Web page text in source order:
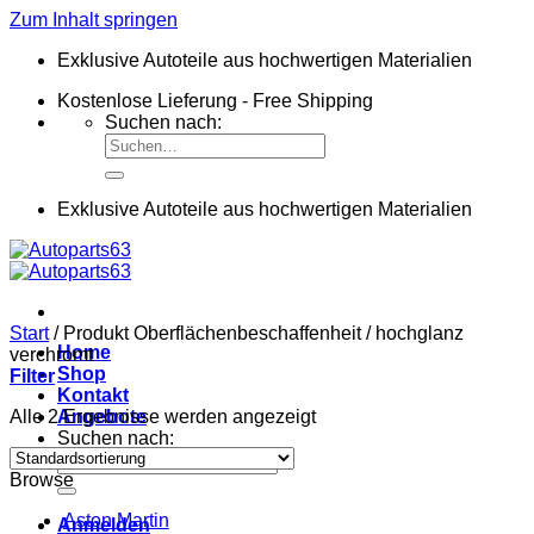
Zum Inhalt springen
Exklusive Autoteile aus hochwertigen Materialien
Kostenlose Lieferung - Free Shipping
Suchen nach:
Exklusive Autoteile aus hochwertigen Materialien
Home
Shop
Kontakt
Angebote
Suchen nach:
Anmelden
Start /Produkt Oberflächenbeschaffenheit/hochglanz
verchromt
Filter
Alle 2 Ergebnisse werden angezeigt
Browse
Aston Martin